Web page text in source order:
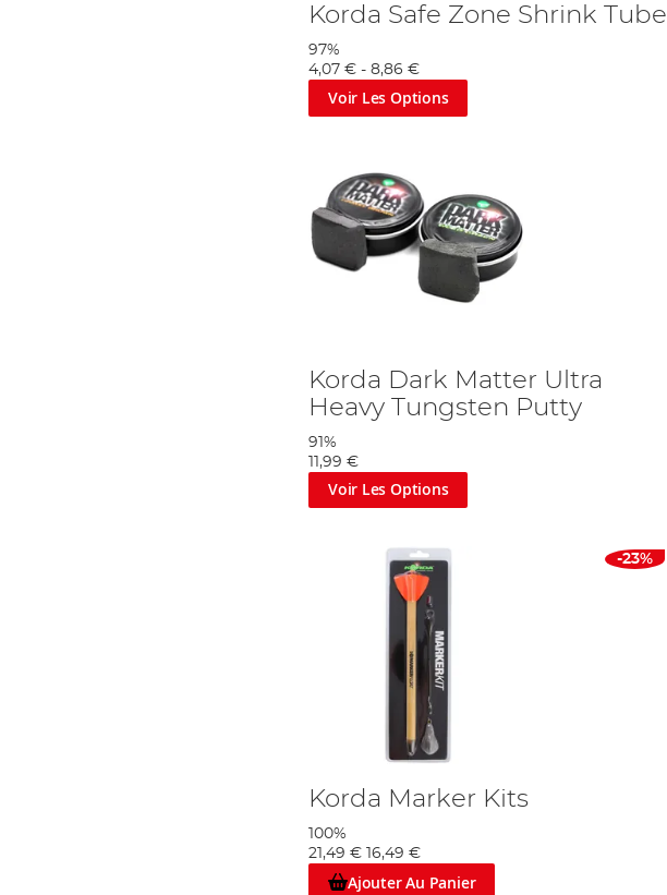
Korda Safe Zone Shrink Tube
97%
4,07 € -8,86 €
Voir Les Options
Korda Dark Matter Ultra
Heavy Tungsten Putty
91%
11,99 €
Voir Les Options
-23%
Korda Marker Kits
100%
21,49 €
16,49 €
Ajouter Au Panier